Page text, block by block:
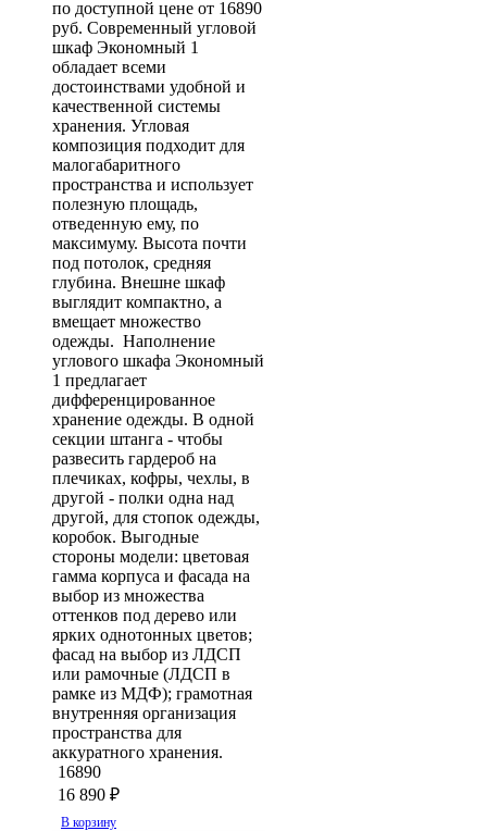
по доступной цене от 16890
руб. Современный угловой
шкаф Экономный 1
обладает всеми
достоинствами удобной и
качественной системы
хранения. Угловая
композиция подходит для
малогабаритного
пространства и использует
полезную площадь,
отведенную ему, по
максимуму. Высота почти
под потолок, средняя
глубина. Внешне шкаф
выглядит компактно, а
вмещает множество
одежды. Наполнение
углового шкафа Экономный
1 предлагает
дифференцированное
хранение одежды. В одной
секции штанга - чтобы
развесить гардероб на
плечиках, кофры, чехлы, в
другой - полки одна над
другой, для стопок одежды,
коробок. Выгодные
стороны модели: цветовая
гамма корпуса и фасада на
выбор из множества
оттенков под дерево или
ярких однотонных цветов;
фасад на выбор из ЛДСП
или рамочные (ЛДСП в
рамке из МДФ); грамотная
внутренняя организация
пространства для
аккуратного хранения.
16890
16 890 ₽
В корзину